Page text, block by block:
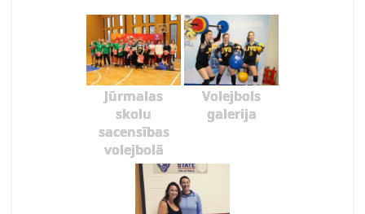
Jūrmalas
skolu
sacensības
volejbolā
Volejbols
galerija